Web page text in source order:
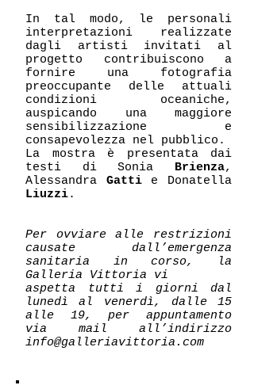
In tal modo, le personali
interpretazioni realizzate
dagli artisti invitati al
progetto contribuiscono a
fornire una fotografia
preoccupante delle attuali
condizioni oceaniche,
auspicando una maggiore
sensibilizzazione e
consapevolezza nel pubblico.
La mostra è presentata dai
testi di Sonia Brienza,
Alessandra Gattie Donatella
Liuzzi.
Per ovviare alle restrizioni
causate dall’emergenza
sanitaria in corso, la
Galleria Vittoria vi
aspetta tutti i giorni dal
lunedì al venerdì, dalle 15
alle 19, per appuntamento
via mail all’indirizzo
info@galleriavittoria.com